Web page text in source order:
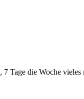
Tage die Woche